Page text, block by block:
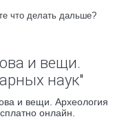
что делать дальше?
и вещи.
наук"
и вещи. Археология
онлайн.